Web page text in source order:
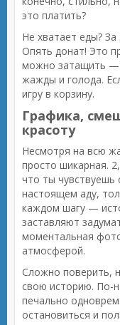
это платить?
Не хватает еды?
Опять донат! Это
можно затащить —
жажды и голода.
игру в корзину.
Графика,
красоту
Несмотря на всю
просто шикарная.
что ты чувствуешь
настоящем аду,
каждом шагу —
заставляют
моментальная
атмосферой.
Сложно поверить,
свою историю. По-
печально
остановиться и